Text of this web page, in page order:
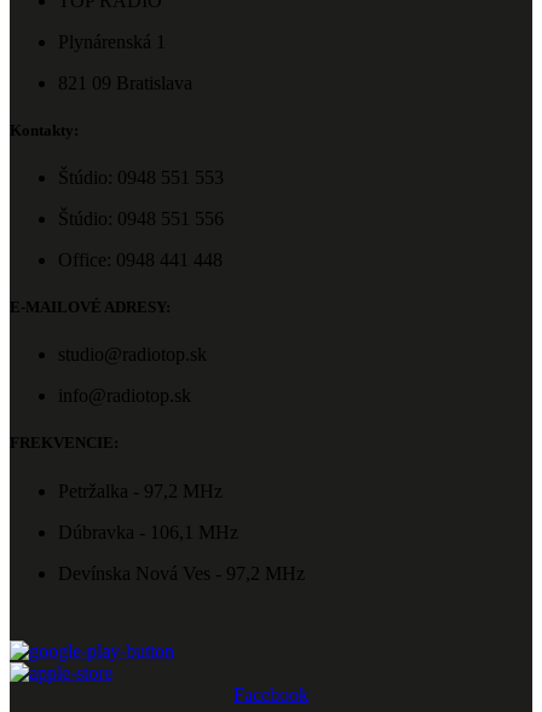
Plynárenská 1
821 09 Bratislava
Kontakty:
Štúdio: 0948 551 553
Štúdio: 0948 551 556
Office: 0948 441 448
E-MAILOVÉ ADRESY:
studio@radiotop.sk
info@radiotop.sk
FREKVENCIE:
Petržalka - 97,2 MHz
Dúbravka - 106,1 MHz
Devínska Nová Ves - 97,2 MHz
Facebook